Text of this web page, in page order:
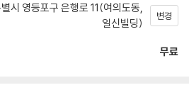
시 영등포구 은행로 11(여의도동,
일신빌딩)
변경
무료